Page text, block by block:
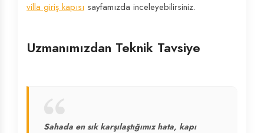
villa giriş kapısı sayfamızda inceleyebilirsiniz.
Uzmanımızdan Teknik Tavsiye
Sahada en sık karşılaştığımız hata, kapı